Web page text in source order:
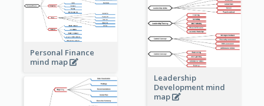
Personal Finance
mind map
Leadership
Development mind
map